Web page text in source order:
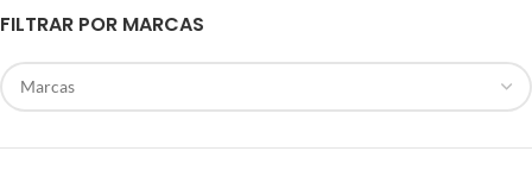
FILTRAR POR MARCAS